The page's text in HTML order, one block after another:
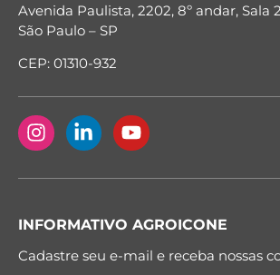
Avenida Paulista, 2202, 8º andar, Sala 2
São Paulo – SP
CEP: 01310-932
INFORMATIVO AGROICONE
Cadastre seu e-mail e receba nossas